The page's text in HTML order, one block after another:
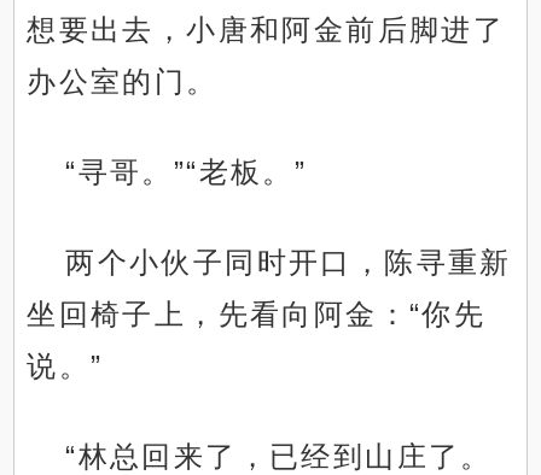
想要出去，小唐和阿金前后脚进了
办公室的门。
“寻哥。”“老板。”
两个小伙子同时开口，陈寻重新
坐回椅子上，先看向阿金：“你先
说。”
“林总回来了，已经到山庄了。